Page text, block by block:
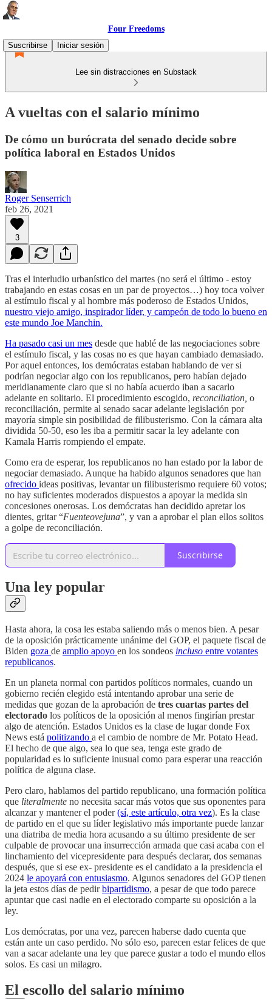
Four Freedoms
Suscribirse
Iniciar sesión
Lee sin distracciones en Substack
A vueltas con el salario mínimo
De cómo un burócrata del senado decide sobre
política laboral en Estados Unidos
Roger Senserrich
feb 26, 2021
3
Tras el interludio urbanístico del martes (no será el último - estoy
trabajando en estas cosas en un par de proyectos…) hoy toca volver
al estímulo fiscal y al hombre más poderoso de Estados Unidos,
nuestro viejo amigo, inspirador líder, y campeón de todo lo bueno en
este mundo Joe Manchin.
Ha pasado casi un mes desde que hablé de las negociaciones sobre
el estímulo fiscal, y las cosas no es que hayan cambiado demasiado.
Por aquel entonces, los demócratas estaban hablando de ver si
podrían negociar algo con los republicanos, pero habían dejado
meridianamente claro que si no había acuerdo iban a sacarlo
adelante en solitario. El procedimiento escogido, reconciliation, o
reconciliación, permite al senado sacar adelante legislación por
mayoría simple sin posibilidad de filibusterismo. Con la cámara alta
dividida 50-50, eso les iba a permitir sacar la ley adelante con
Kamala Harris rompiendo el empate.
Como era de esperar, los republicanos no han estado por la labor de
negociar demasiado. Aunque ha habido algunos senadores que han
ofrecido ideas positivas, levantar un filibusterismo requiere 60 votos;
no hay suficientes moderados dispuestos a apoyar la medida sin
concesiones onerosas. Los demócratas han decidido apretar los
dientes, gritar “Fuenteovejuna”, y van a aprobar el plan ellos solitos
a golpe de reconciliación.
Suscribirse
Una ley popular
Hasta ahora, la cosa les estaba saliendo más o menos bien. A pesar
de la oposición prácticamente unánime del GOP, el paquete fiscal de
Biden goza de amplio apoyo en los sondeos incluso entre votantes
republicanos.
En un planeta normal con partidos políticos normales, cuando un
gobierno recién elegido está intentando aprobar una serie de
medidas que gozan de la aprobación de tres cuartas partes del
electorado los políticos de la oposición al menos fingirían prestar
algo de atención. Estados Unidos es la clase de lugar donde Fox
News está politizando a el cambio de nombre de Mr. Potato Head.
El hecho de que algo, sea lo que sea, tenga este grado de
popularidad es lo suficiente inusual como para esperar una reacción
política de alguna clase.
Pero claro, hablamos del partido republicano, una formación política
que literalmente no necesita sacar más votos que sus oponentes para
alcanzar y mantener el poder(sí, este artículo, otra vez). Es la clase
de partido en el que su líder legislativo más importante puede lanzar
una diatriba de media hora acusando a su último presidente de ser
culpable de provocar una insurrección armada que casi acaba con el
linchamiento del vicepresidente para después declarar, dos semanas
después, que si ese ex- presidente es el candidato a la presidencia el
2024 le apoyará con entusiasmo. Algunos senadores del GOP tienen
la jeta estos días de pedirbipartidismo, a pesar de que todo parece
apuntar que casi nadie en el electorado comparte su oposición a la
ley.
Los demócratas, por una vez, parecen haberse dado cuenta que
están ante un caso perdido. No sólo eso, parecen estar felices de que
van a sacar adelante una ley que parece gustar a todo el mundo ellos
solos. Es casi un milagro.
El escollo del salario mínimo